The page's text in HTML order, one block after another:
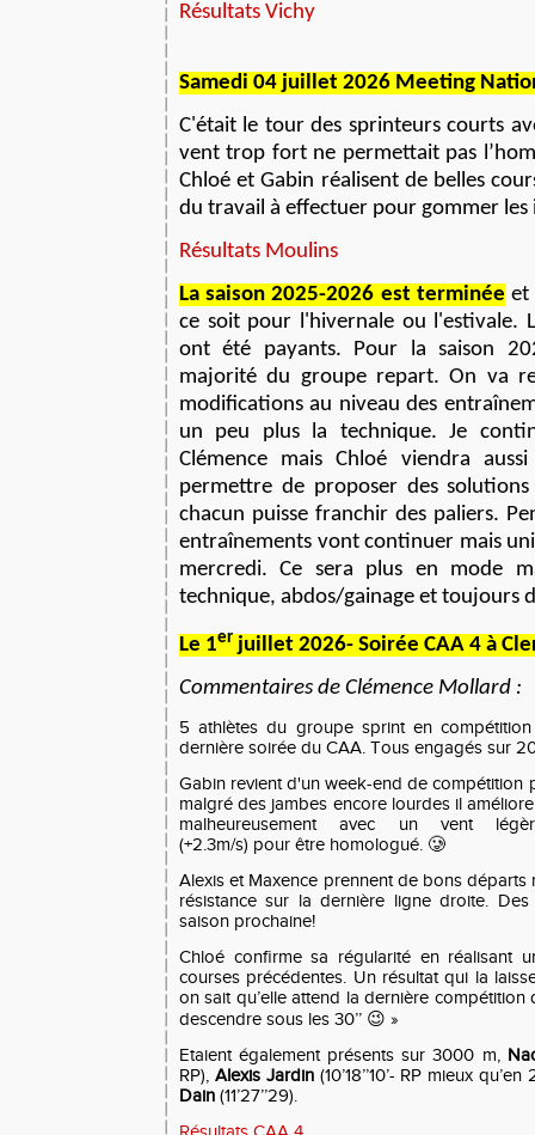
Résultats Vichy
Samedi 04 juillet 2026 Meeting
C'était le tour des sprinteurs courts
vent trop fort ne permettait pas
Chloé et Gabin réalisent de belles
du travail à effectuer pour gommer
Résultats Moulins
La saison 2025-2026 est terminée et
ce soit pour l'hivernale ou l'estivale.
ont été payants. Pour la saison
majorité du groupe repart. On va
modifications au niveau des entraî
un peu plus la technique. Je
Clémence mais Chloé viendra
permettre de proposer des
chacun puisse franchir des paliers.
entraînements vont continuer mais
mercredi. Ce sera plus en mode
technique, abdos/gainage et toujours
Le 1er juillet 2026- Soirée CAA 4 à
Commentaires de Clémence Mollard :
5 athlètes du groupe sprint en
dernière soirée du CAA. Tous engagés sur
Gabin revient d'un week-end de compétition
malgré des jambes encore lourdes il
malheureusement avec un vent
(+2.3m/s) pour être homologué. 🥲
Alexis et Maxence prennent de bons départs
résistance sur la dernière ligne droite.
saison prochaine!
Chloé confirme sa régularité en réalisant
courses précédentes. Un résultat qui la
on sait qu’elle attend la dernière
descendre sous les 30’’ 😉 »
Etaient également présents sur 3000 m,
RP), Alexis Jardin(10’18’’10’- RP mieux
Dain (11’27’’29).